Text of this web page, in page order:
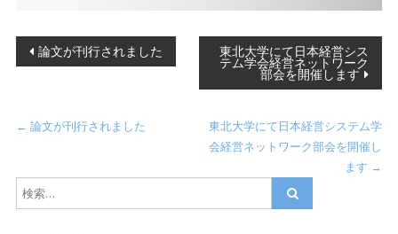
投
ナ
ゲ
論文が刊行されました 東北大学にて日本経営シス
テム学会経営ネットワーク
部会を開催します
← 論文が刊行されました
東北大学にて日本経営システム学
会経営ネットワーク部会を開催し
ます →